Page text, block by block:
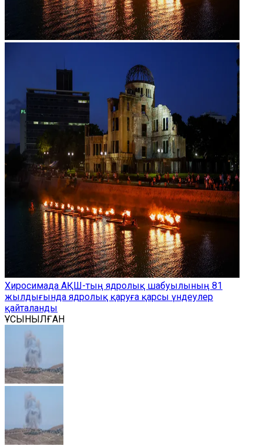
Хиросимада АҚШ-тың ядролық шабуылының 81
жылдығында ядролық қаруға қарсы үндеулер
қайталанды
ҰСЫНЫЛҒАН